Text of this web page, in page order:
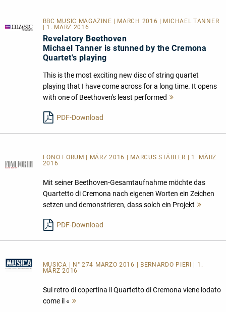
BBC MUSIC MAGAZINE | MARCH 2016 | MICHAEL TANNER
| 1. MÄRZ 2016
Revelatory Beethoven
Michael Tanner is stunned by the Cremona
Quartet's playing
This is the most exciting new disc of string quartet
playing that I have come across for a long time. It opens
with one of Beethoven's least performed
PDF-Download
FONO FORUM | MÄRZ 2016 | MARCUS STÄBLER | 1. MÄRZ
2016
Mit seiner Beethoven-Gesamtaufnahme möchte das
Quartetto di Cremona nach eigenen Worten ein Zeichen
setzen und demonstrieren, dass solch ein Projekt
PDF-Download
MUSICA | N° 274 MARZO 2016 | BERNARDO PIERI | 1.
MÄRZ 2016
Sul retro di copertina il Quartetto di Cremona viene lodato
come il «